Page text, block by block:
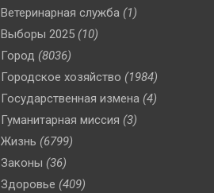
Ветеринарная служба (1)
Выборы 2025 (10)
Город (8036)
Городское хозяйство (1984)
Государственная измена (4)
Гуманитарная миссия (3)
Жизнь (6799)
Законы (36)
Здоровье (409)